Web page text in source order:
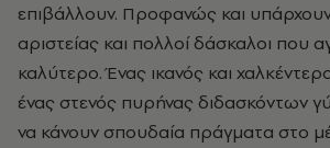
επιβάλλουν. Προφανώς και
αριστείας και πολλοί δάσκαλοι που
καλύτερο. Ένας ικανός και
ένας στενός πυρήνας διδασκόντων
να κάνουν σπουδαία πράγματα στο